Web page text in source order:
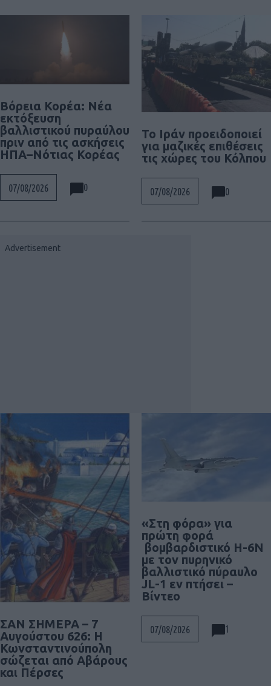
Βόρεια Κορέα: Νέα
εκτόξευση
βαλλιστικού πυραύλου
πριν από τις ασκήσεις
ΗΠΑ–Νότιας Κορέας
07/08/2026 0
Το Ιράν προειδοποιεί
για μαζικές επιθέσεις
τις χώρες του Κόλπου
07/08/2026 0
ΣΑΝ ΣΗΜΕΡΑ – 7
Αυγούστου 626: Η
Κωνσταντινούπολη
σώζεται από Αβάρους
και Πέρσες
«Στη φόρα» για
πρώτη φορά
βομβαρδιστικό H-6N
με τον πυρηνικό
βαλλιστικό πύραυλο
JL-1 εν πτήσει –
Βίντεο
07/08/2026 1